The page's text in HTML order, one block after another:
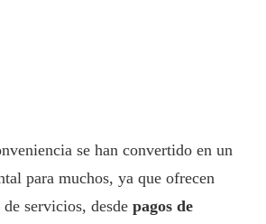
se han convertido en un
para muchos, ya que ofrecen
servicios, desde pagos de